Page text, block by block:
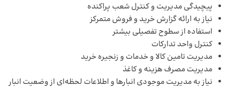
پیچیدگی مدیریت و کنترل شعب پراکنده
نیاز به ارائه گزارش خرید و فروش متمرکز
استفاده از سطوح تفصیلی بیشتر
کنترل واحد تدارکات
مدیریت تامین کالا و خدمات و زنجیره خرید
مدیریت مصرف هزینه و کاغذ
نیاز به مدیریت موجودی انبارها و اطلاعات لحظه‌ای از وضعیت انبار